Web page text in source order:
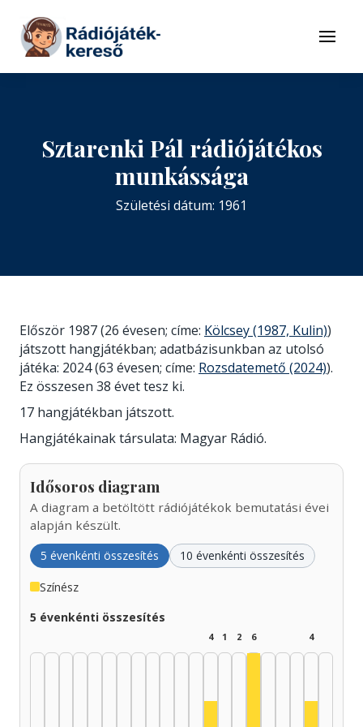
Tovább a tartalomhoz
Menü
Sztarenki Pál rádiójátékos
munkássága
Születési dátum: 1961
Először 1987 (26 évesen; címe: Kölcsey (1987, Kulin))
játszott hangjátékban; adatbázisunkban az utolsó
játéka: 2024 (63 évesen; címe: Rozsdatemető (2024)).
Ez összesen 38 évet tesz ki.
17 hangjátékban játszott.
Hangjátékainak társulata: Magyar Rádió.
Idősoros diagram
A diagram a betöltött rádiójátékok bemutatási évei
alapján készült.
5 évenkénti összesítés 10 évenkénti összesítés
Színész
5 évenkénti összesítés
4 1 2 6 4